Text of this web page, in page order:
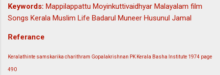
Keywords: Mappilappattu Moyinkuttivaidhyar Malayalam film
Songs Kerala Muslim Life Badarul Muneer Husunul Jamal
Referance
Keralathinte samskarika charithram Gopalakrishnan PK Kerala Basha Institute 1974 page
490